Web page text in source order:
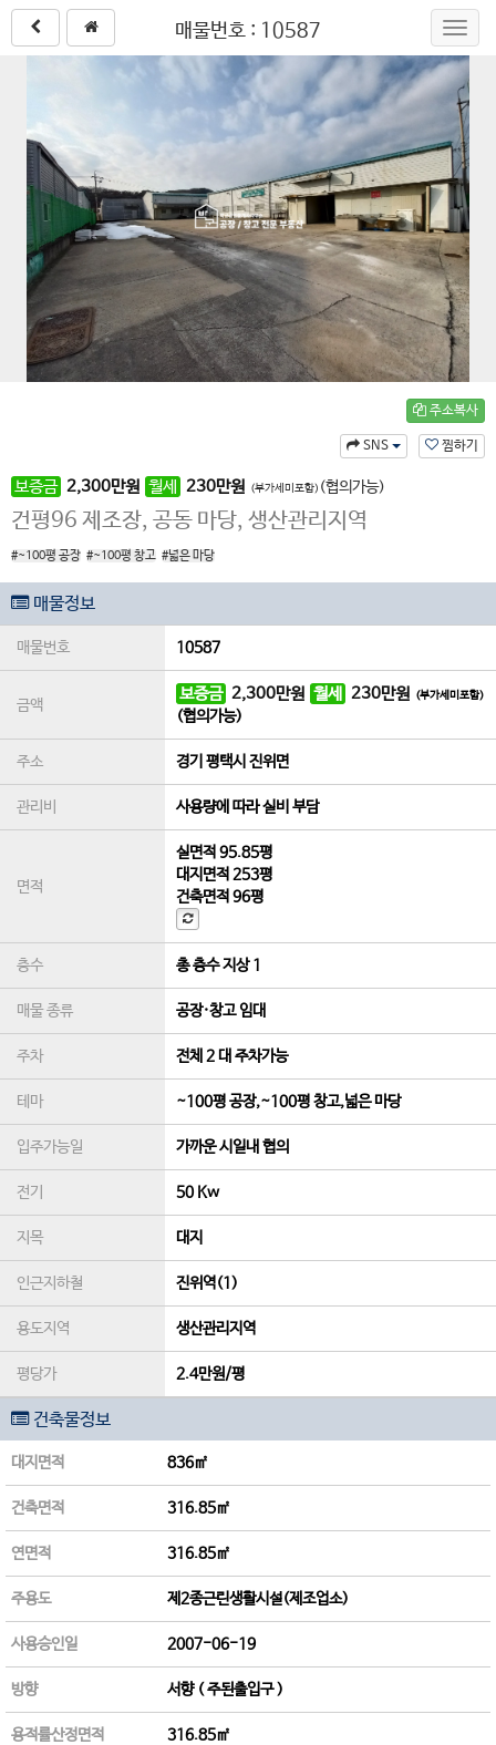
매물번호 : 10587
주소복사
찜하기
SNS
보증금 2,300만원 월세 230만원 (부가세미포함) (협의가능)
건평96 제조장, 공동 마당, 생산관리지역
#~100평 공장 #~100평 창고 #넓은 마당
매물정보
매물번호 10587
금액
보증금 2,300만원 월세 230만원 (부가세미포함)
(협의가능)
주소 경기 평택시 진위면
관리비 사용량에 따라 실비 부담
면적
실면적95.85평
대지면적253평
건축면적96평
층수 총 층수 지상 1
매물 종류 공장·창고 임대
주차 전체 2 대 주차가능
테마 ~100평 공장,~100평 창고,넓은 마당
입주가능일 가까운 시일내 협의
전기 50 Kw
지목 대지
인근지하철 진위역(1)
용도지역 생산관리지역
평당가 2.4만원/평
건축물정보
대지면적 836㎡
건축면적 316.85㎡
연면적 316.85㎡
주용도 제2종근린생활시설(제조업소)
사용승인일 2007-06-19
방향 서향 ( 주된출입구 )
용적률산정면적 316.85㎡